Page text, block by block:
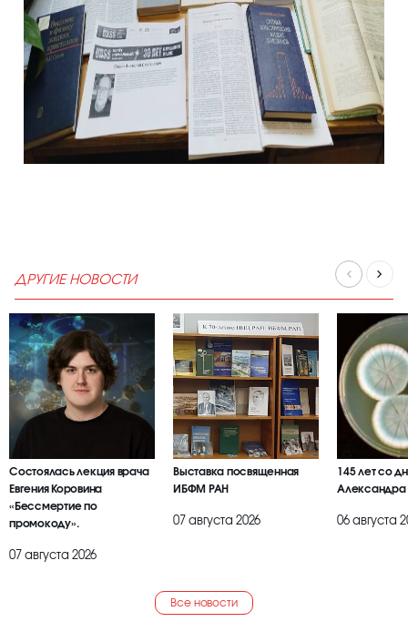
ДРУГИЕ НОВОСТИ
Состоялась лекция врача
Евгения Коровина
«Бессмертие по
промокоду».
07 августа 2026
Выставка посвященная
ИБФМ РАН
07 августа 2026
145 лет со
Александра
06 августа
Все новости